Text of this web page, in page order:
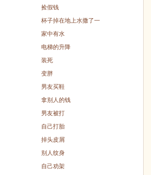
捡假钱
杯子掉在地上水撒了一
家中有水
电梯的升降
装死
变胖
男友买鞋
拿别人的钱
男友被打
自己打胎
掉头皮屑
别人纹身
自己劝架